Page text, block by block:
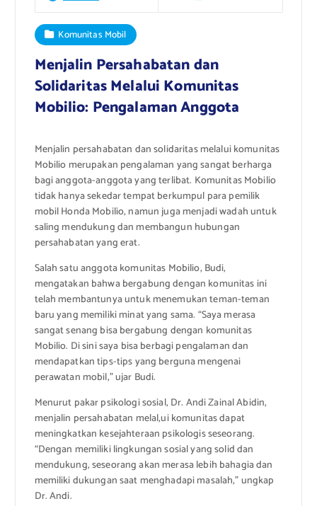
Komunitas Mobil
Menjalin Persahabatan dan
Solidaritas Melalui Komunitas
Mobilio: Pengalaman Anggota
Menjalin persahabatan dan solidaritas melalui komunitas
Mobilio merupakan pengalaman yang sangat berharga
bagi anggota-anggota yang terlibat. Komunitas Mobilio
tidak hanya sekedar tempat berkumpul para pemilik
mobil Honda Mobilio, namun juga menjadi wadah untuk
saling mendukung dan membangun hubungan
persahabatan yang erat.
Salah satu anggota komunitas Mobilio, Budi,
mengatakan bahwa bergabung dengan komunitas ini
telah membantunya untuk menemukan teman-teman
baru yang memiliki minat yang sama. “Saya merasa
sangat senang bisa bergabung dengan komunitas
Mobilio. Di sini saya bisa berbagi pengalaman dan
mendapatkan tips-tips yang berguna mengenai
perawatan mobil,” ujar Budi.
Menurut pakar psikologi sosial, Dr. Andi Zainal Abidin,
menjalin persahabatan melal,ui komunitas dapat
meningkatkan kesejahteraan psikologis seseorang.
“Dengan memiliki lingkungan sosial yang solid dan
mendukung, seseorang akan merasa lebih bahagia dan
memiliki dukungan saat menghadapi masalah,” ungkap
Dr. Andi.